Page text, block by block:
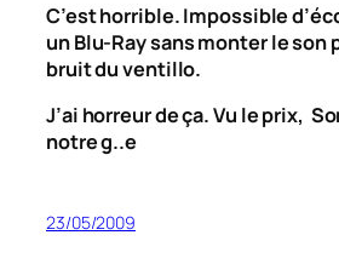
C’est horrible. Impossible
un Blu-Ray sans monter le son
bruit du ventillo.
J’ai horreur de ça. Vu le prix,
notre g..e
23/05/2009